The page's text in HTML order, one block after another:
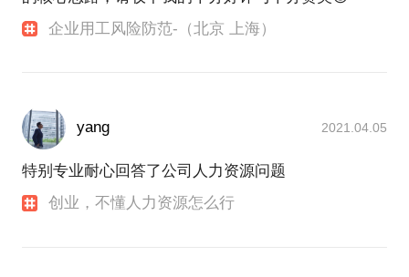
企业用工风险防范-（北京 上海）
yang 2021.04.05
特别专业耐心回答了公司人力资源问题
创业，不懂人力资源怎么行